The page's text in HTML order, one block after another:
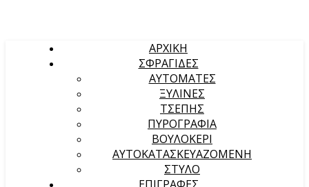
ΑΡΧΙΚΉ
ΣΦΡΑΓΙΔΕΣ
ΑΥΤΟΜΑΤΕΣ
ΞΥΛΙΝΕΣ
ΤΣΕΠΗΣ
ΠΥΡΟΓΡΑΦΙΑ
ΒΟΥΛΟΚΕΡΙ
ΑΥΤΟΚΑΤΑΣΚΕΥΑΖΟΜΕΝΗ
ΣΤΥΛΟ